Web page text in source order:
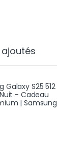
Galaxy S25 512
- Cadeau
| Samsung